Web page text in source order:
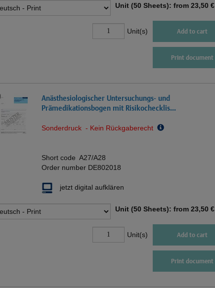
Unit (50 Sheets): from 23,50 €
Unit(s) Add to cart
Print document
Anästhesiologischer Untersuchungs- und
Prämedikationsbogen mit Risikochecklis...
Sonderdruck - Kein Rückgaberecht
Short code A27/A28
Order number DE802018
jetzt digital aufklären
Unit (50 Sheets): from 23,50 €
Unit(s) Add to cart
Print document